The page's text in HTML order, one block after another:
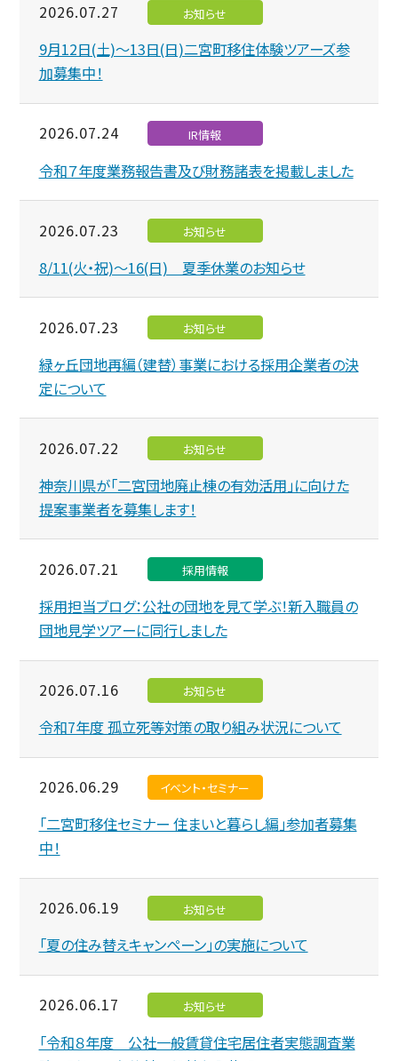
2026.07.27 お知らせ
9月12日(土)～13日(日)二宮町移住体験ツアーズ参
加募集中！
2026.07.24 IR情報
令和７年度業務報告書及び財務諸表を掲載しました
2026.07.23 お知らせ
8/11(火・祝)～16(日) 夏季休業のお知らせ
2026.07.23 お知らせ
緑ヶ丘団地再編（建替）事業における採用企業者の決
定について
2026.07.22 お知らせ
神奈川県が「二宮団地廃止棟の有効活用」に向けた
提案事業者を募集します！
2026.07.21 採用情報
採用担当ブログ：公社の団地を見て学ぶ！新入職員の
団地見学ツアーに同行しました
2026.07.16 お知らせ
令和7年度 孤立死等対策の取り組み状況について
2026.06.29 イベント・セミナー
「二宮町移住セミナー 住まいと暮らし編」参加者募集
中！
2026.06.19 お知らせ
「夏の住み替えキャンペーン」の実施について
2026.06.17 お知らせ
「令和８年度 公社一般賃貸住宅居住者実態調査業